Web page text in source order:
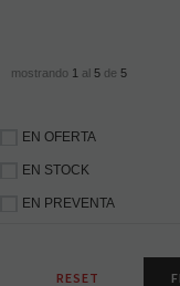
mostrando 1 al 5 de 5
EN OFERTA
EN STOCK
EN PREVENTA